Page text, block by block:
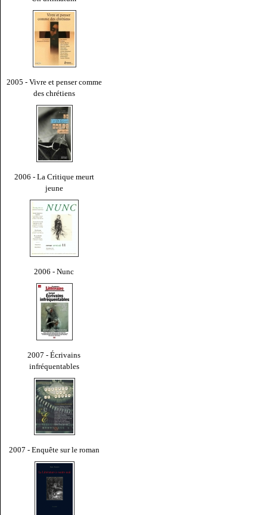
2005 - Vivre et penser comme
des chrétiens
2006 - La Critique meurt
jeune
2006 - Nunc
2007 - Écrivains
infréquentables
2007 - Enquête sur le roman